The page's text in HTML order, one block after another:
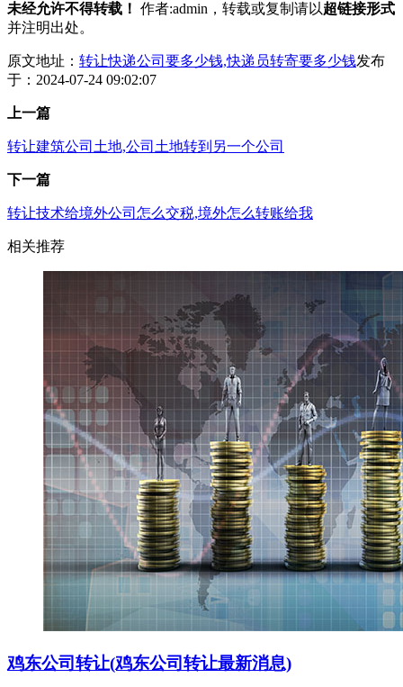
未经允许不得转载！ 作者:admin，转载或复制请以超链接形式
并注明出处。
原文地址： 转让快递公司要多少钱,快递员转寄要多少钱发布
于：2024-07-24 09:02:07
上一篇
转让建筑公司土地,公司土地转到另一个公司
下一篇
转让技术给境外公司怎么交税,境外怎么转账给我
相关推荐
鸡东公司转让(鸡东公司转让最新消息)